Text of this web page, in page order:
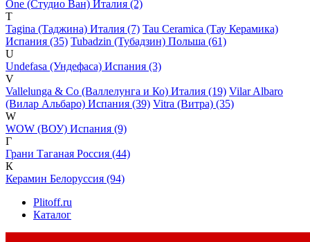
One (Студио Ван) Италия (2)
T
Tagina (Таджина) Италия (7) Tau Ceramica (Тау Керамика)
Испания (35) Tubadzin (Тубадзин) Польша (61)
U
Undefasa (Ундефаса) Испания (3)
V
Vallelunga & Co (Валлелунга и Ко) Италия (19) Vilar Albaro
(Вилар Альбаро) Испания (39) Vitra (Витра) (35)
W
WOW (ВОУ) Испания (9)
Г
Грани Таганая Россия (44)
К
Керамин Белоруссия (94)
Plitoff.ru
Каталог